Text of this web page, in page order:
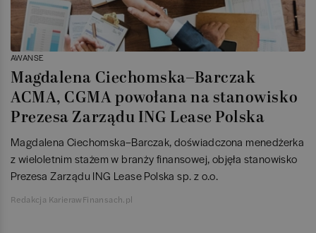
AWANSE
Magdalena Ciechomska–Barczak
ACMA, CGMA powołana na stanowisko
Prezesa Zarządu ING Lease Polska
Magdalena Ciechomska–Barczak, doświadczona menedżerka
z wieloletnim stażem w branży finansowej, objęła stanowisko
Prezesa Zarządu ING Lease Polska sp. z o.o.
Redakcja KarierawFinansach.pl